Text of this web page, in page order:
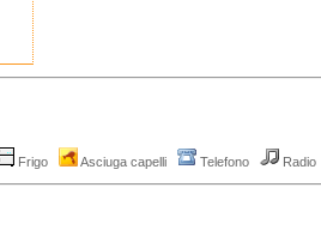
Frigo Asciuga capelli Telefono Radio